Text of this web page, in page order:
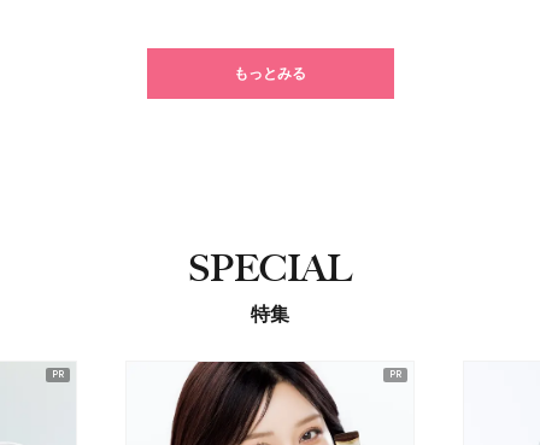
もっとみる
SPECIAL
特集